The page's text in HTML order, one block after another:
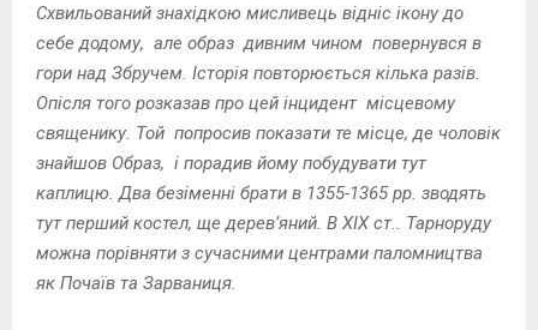
Схвильований знахідкою мисливець відніс ікону до
себе додому, але образ дивним чином повернувся в
гори над Збручем. Історія повторюється кілька разів.
Опісля того розказав про цей інцидент місцевому
священику. Той попросив показати те місце, де чоловік
знайшов Образ, і порадив йому побудувати тут
каплицю. Два безіменні брати в 1355-1365 рр. зводять
тут перший костел, ще дерев’яний. В ХІХ ст.. Тарноруду
можна порівняти з сучасними центрами паломництва
як Почаїв та Зарваниця.